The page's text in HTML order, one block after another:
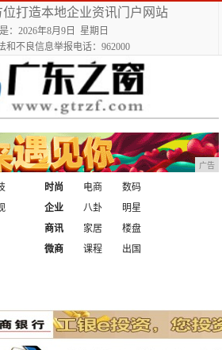
位打造本地企业资讯门户网站
：2026年8月9日 星期日
和不良信息举报电话：962000
广告
时尚 电商
数码
企业
八卦
明星
商讯 家居
楼盘
微商
课程
出国